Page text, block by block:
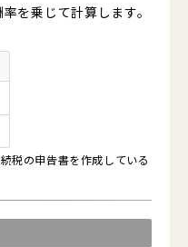
を乗じて計算します。
税の申告書を作成している